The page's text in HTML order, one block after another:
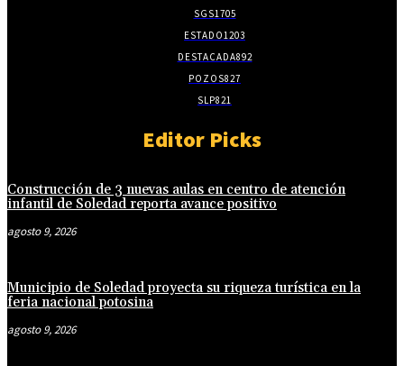
SGS1705
ESTADO1203
DESTACADA892
POZOS827
SLP821
Editor Picks
Construcción de 3 nuevas aulas en centro de atención
infantil de Soledad reporta avance positivo
agosto 9, 2026
Municipio de Soledad proyecta su riqueza turística en la
feria nacional potosina
agosto 9, 2026